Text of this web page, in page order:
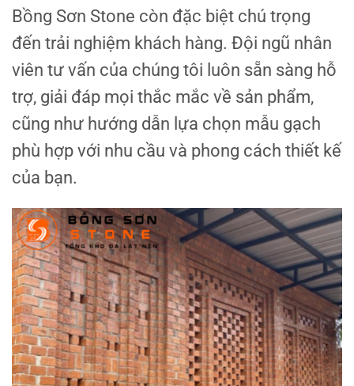
Bồng Sơn Stone còn đặc biệt chú trọng
đến trải nghiệm khách hàng. Đội ngũ nhân
viên tư vấn của chúng tôi luôn sẵn sàng hỗ
trợ, giải đáp mọi thắc mắc về sản phẩm,
cũng như hướng dẫn lựa chọn mẫu gạch
phù hợp với nhu cầu và phong cách thiết kế
của bạn.